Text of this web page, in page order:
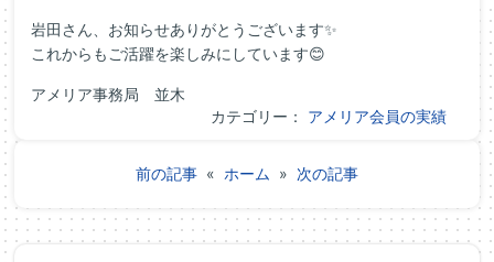
岩田さん、お知らせありがとうございます✨
これからもご活躍を楽しみにしています😊
アメリア事務局 並木
カテゴリー： アメリア会員の実績
前の記事 « ホーム » 次の記事